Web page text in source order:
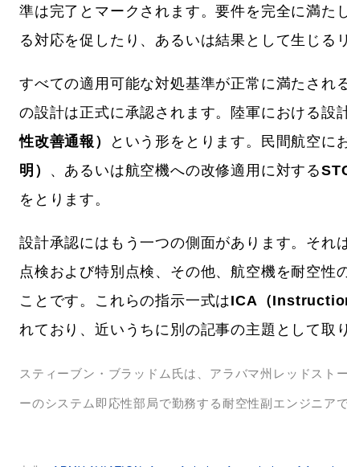
準は完了とマークされます。要件を完全に満た
る対応を促したり、あるいは結果として生じる
すべての適用可能な対処基準が正常に満たされ
の設計は正式に承認されます。陸軍における設
性改善通報）
という形をとります。民間航空に
明）
、あるいは航空機への改修適用に対する
をとります。
設計承認にはもう一つの側面があります。それ
点検および特別点検、その他、航空機を耐空性
ことです。これらの指示一式はICA（
れており、近いうちに別の記事の主題として取
スティーブン・ブラッドム氏は、アラバマ州レッドスト
ーのシステム即応性部局で勤務する耐空性副エンジニアで